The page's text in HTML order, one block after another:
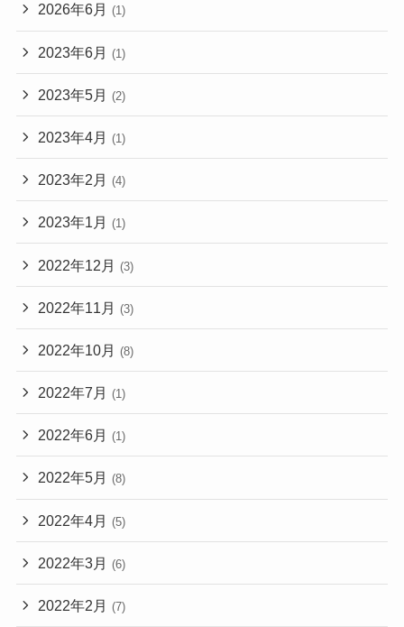
2026年6月 (1)
2023年6月 (1)
2023年5月 (2)
2023年4月 (1)
2023年2月 (4)
2023年1月 (1)
2022年12月 (3)
2022年11月 (3)
2022年10月 (8)
2022年7月 (1)
2022年6月 (1)
2022年5月 (8)
2022年4月 (5)
2022年3月 (6)
2022年2月 (7)